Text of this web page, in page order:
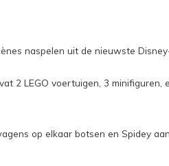
naspelen uit de nieuwste
2 LEGO voertuigen, 3 minifiguren,
op elkaar botsen en Spidey